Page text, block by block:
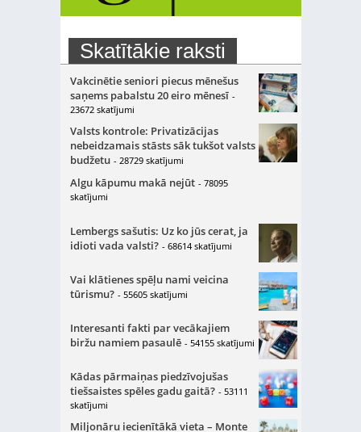
Skatītākie raksti
Vakcinētie seniori piecus mēnešus
saņems pabalstu 20 eiro mēnesī -
23672 skatījumi
Valsts kontrole: Privatizācijas
nebeidzamais stāsts sāk tukšot valsts
budžetu - 28729 skatījumi
Algu kāpumu makā nejūt - 78095
skatījumi
Lembergs sašutis: Uz ko jūs cerat, ja
idioti vada valsti? - 68614 skatījumi
Vai klātienes spēļu nami veicina
tūrismu? - 55605 skatījumi
Interesanti fakti par vecākajiem
biržu namiem pasaulē - 54155 skatījumi
Kādas pārmaiņas piedzīvojušas
tiešsaistes spēles gadu gaitā? - 53111
skatījumi
Miljonāru iecienītākā vieta – Monte